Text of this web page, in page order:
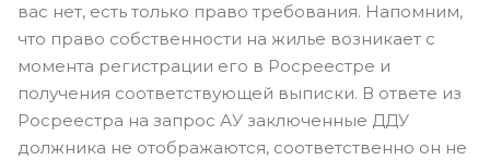
вас нет, есть только право требования. Напомним,
что право собственности на жилье возникает с
момента регистрации его в Росреестре и
получения соответствующей выписки. В ответе из
Росреестра на запрос АУ заключенные ДДУ
должника не отображаются, соответственно он не